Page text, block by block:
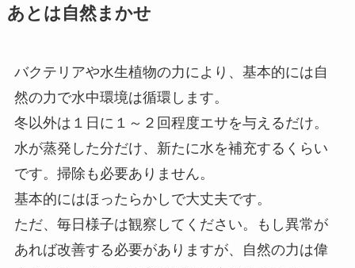
あとは自然まかせ
バクテリアや水生植物の力により、基本的には自
然の力で水中環境は循環します。
冬以外は１日に１～２回程度エサを与えるだけ。
水が蒸発した分だけ、新たに水を補充するくらい
です。掃除も必要ありません。
基本的にはほったらかしで大丈夫です。
ただ、毎日様子は観察してください。もし異常が
あれば改善する必要がありますが、自然の力は偉